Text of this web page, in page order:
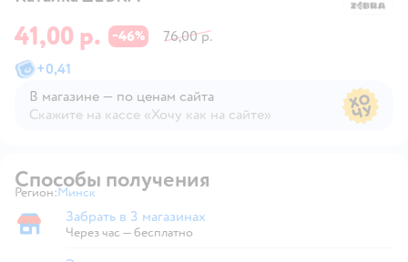
41,00 р. −46%
76,00 р.
+0,41
В магазине — по ценам сайта
Скажите на кассе «Хочу как на сайте»
Способы получения
Регион: Выбор адреса доставки.
Минск
Забрать в магазине
Забрать в 3 магазинах
Через час — бесплатно